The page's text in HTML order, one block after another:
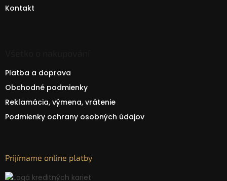
Kontakt
Platba a doprava
Obchodné podmienky
Reklamácia, výmena, vrátenie
Podmienky ochrany osobných údajov
Prijímame online platby